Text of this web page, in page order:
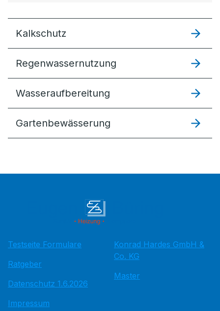
Kalkschutz
Regenwassernutzung
Wasseraufbereitung
Gartenbewässerung
Testseite Formulare
Ratgeber
Datenschutz 1.6.2026
Impressum
Konrad Hardes GmbH &
Co. KG
Master